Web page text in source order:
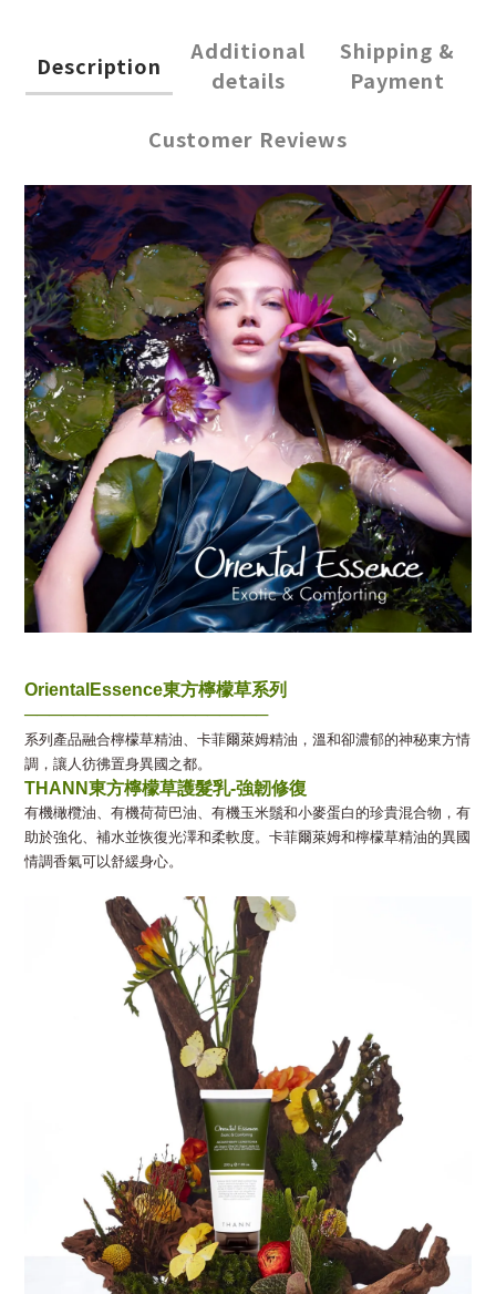
Description
Additional
details
Shipping &
Payment
Customer Reviews
OrientalEssence東方檸檬草系列
────────────────────
系列產品融合檸檬草精油、卡菲爾萊姆精油，溫和卻濃郁的神秘東方情
調， 讓人彷彿置身異國之都。
THANN東方檸檬草護髮乳-強韌修復
有機橄欖油、有機荷荷巴油、有機玉米鬚和小麥蛋白的珍貴混合物，有
助於強化、補水並恢復光澤和柔軟度。卡菲爾萊姆和檸檬草精油的異國
情調香氣可以舒緩身心。